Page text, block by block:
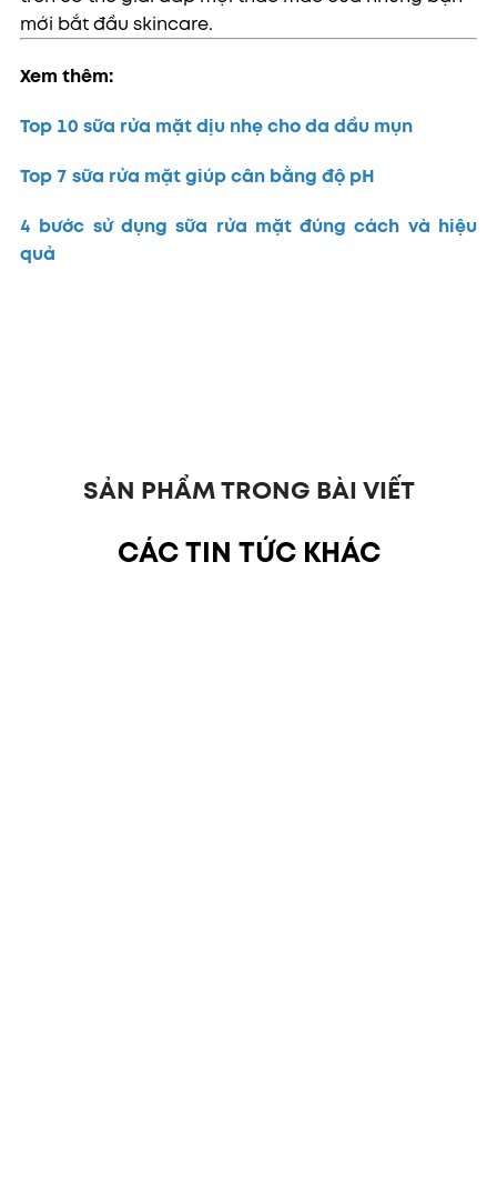
mới bắt đầu skincare.
Xem thêm:
Top 10 sữa rửa mặt dịu nhẹ cho da dầu mụn
Top 7 sữa rửa mặt giúp cân bằng độ pH
4 bước sử dụng sữa rửa mặt đúng cách và hiệu
quả
SẢN PHẨM TRONG BÀI VIẾT
CÁC TIN TỨC KHÁC